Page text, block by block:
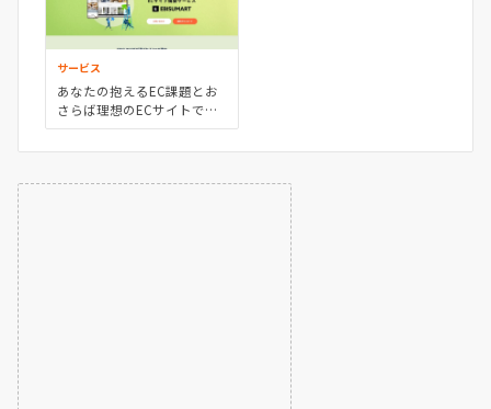
サービス
あなたの抱えるEC課題とお
さらば理想のECサイトで売
上UPを実現 ECサイト構築ツ
ーアル】